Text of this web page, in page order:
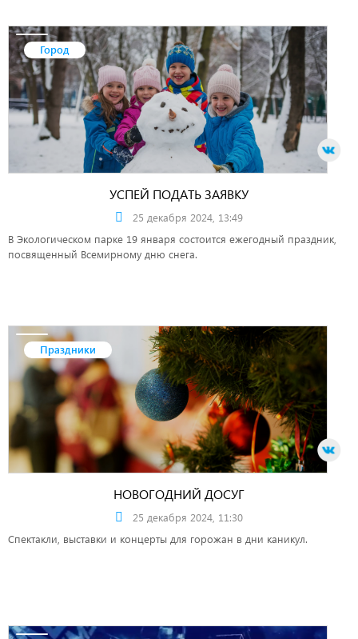
Город
УСПЕЙ ПОДАТЬ ЗАЯВКУ
25 декабря 2024, 13:49
В Экологическом парке 19 января состоится ежегодный праздник,
посвященный Всемирному дню снега.
Праздники
НОВОГОДНИЙ ДОСУГ
25 декабря 2024, 11:30
Спектакли, выставки и концерты для горожан в дни каникул.